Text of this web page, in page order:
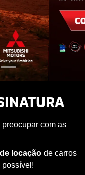
com as
locaçãode carros